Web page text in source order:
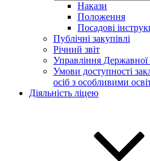
Накази
Положення
Посадові
Публічні закупівлі
Річний звіт
Управління Державної
Умови доступності
осіб з особливими
Діяльність ліцею